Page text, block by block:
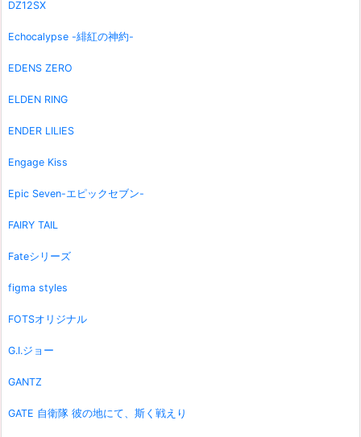
DZ12SX
Echocalypse -緋紅の神約-
EDENS ZERO
ELDEN RING
ENDER LILIES
Engage Kiss
Epic Seven-エピックセブン-
FAIRY TAIL
Fateシリーズ
figma styles
FOTSオリジナル
G.I.ジョー
GANTZ
GATE 自衛隊 彼の地にて、斯く戦えり